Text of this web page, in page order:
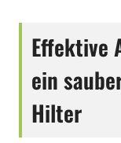
Effektive
ein
Hilter